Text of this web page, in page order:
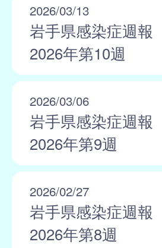
2026/03/13
岩手県感染症週報
2026年第10週
2026/03/06
岩手県感染症週報
2026年第9週
2026/02/27
岩手県感染症週報
2026年第8週